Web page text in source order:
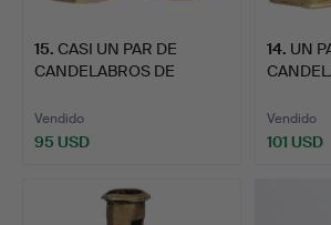
15. CASI UN PAR DE
CANDELABROS DE
Vendido
95 USD
14. UN
D…
Vendido
101 USD